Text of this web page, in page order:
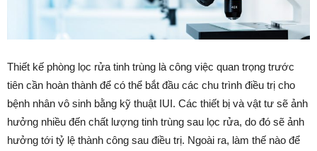
Thiết kế phòng lọc rửa tinh trùng là công việc quan trọng trước
tiên cần hoàn thành để có thể bắt đầu các chu trình điều trị cho
bệnh nhân vô sinh bằng kỹ thuật IUI. Các thiết bị và vật tư sẽ ảnh
hưởng nhiều đến chất lượng tinh trùng sau lọc rửa, do đó sẽ ảnh
hưởng tới tỷ lệ thành công sau điều trị. Ngoài ra, làm thế nào để